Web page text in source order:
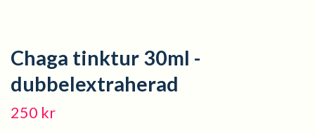
Chaga tinktur 30ml -
dubbelextraherad
250 kr